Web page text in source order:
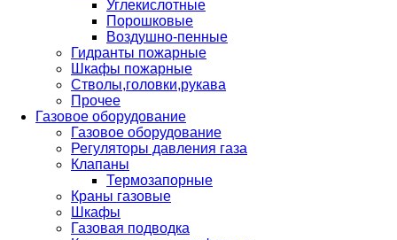
Углекислотные
Порошковые
Воздушно-пенные
Гидранты пожарные
Шкафы пожарные
Стволы,головки,рукава
Прочее
Газовое оборудование
Газовое оборудование
Регуляторы давления газа
Клапаны
Термозапорные
Краны газовые
Шкафы
Газовая подводка